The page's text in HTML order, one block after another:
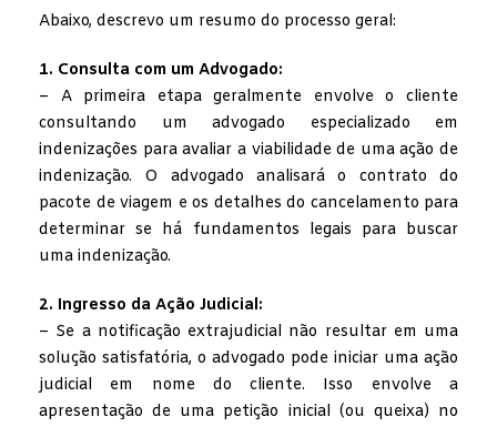
Abaixo, descrevo um resumo do processo geral:
1. Consulta com um Advogado:
– A primeira etapa geralmente envolve o cliente
consultando um advogado especializado em
indenizações para avaliar a viabilidade de uma ação de
indenização. O advogado analisará o contrato do
pacote de viagem e os detalhes do cancelamento para
determinar se há fundamentos legais para buscar
uma indenização.
2. Ingresso da Ação Judicial:
– Se a notificação extrajudicial não resultar em uma
solução satisfatória, o advogado pode iniciar uma ação
judicial em nome do cliente. Isso envolve a
apresentação de uma petição inicial (ou queixa) no